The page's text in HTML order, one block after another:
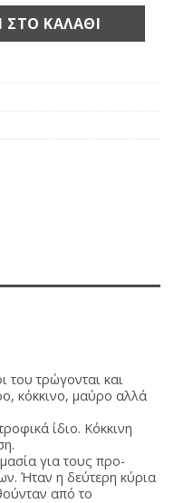
ΚΑΛΆΘΙ
του τρώγονται και
κόκκινο, μαύρο αλλά
ίδιο. Κόκκινη
για τους προ-
Ήταν η δεύτερη κύρια
από το